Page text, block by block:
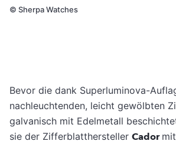
© Sherpa Watches
Bevor die dank Superluminova-
nachleuchtenden, leicht gewölbten
galvanisch mit Edelmetall
sie der Zifferblatthersteller Cador